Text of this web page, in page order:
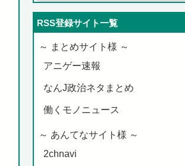
RSS登録サイト一覧
～ まとめサイト様 ～
アニゲー速報
なんJ政治ネタまとめ
働くモノニュース
～ あんてなサイト様 ～
2chnavi